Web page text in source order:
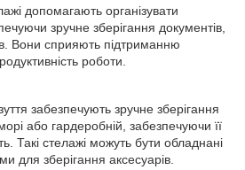
допомагають організувати
зручне зберігання документів,
Вони сприяють підтриманню
роботи.
забезпечують зручне зберігання
або гардеробній, забезпечуючи її
Такі стелажі можуть бути обладнані
для зберігання аксесуарів.